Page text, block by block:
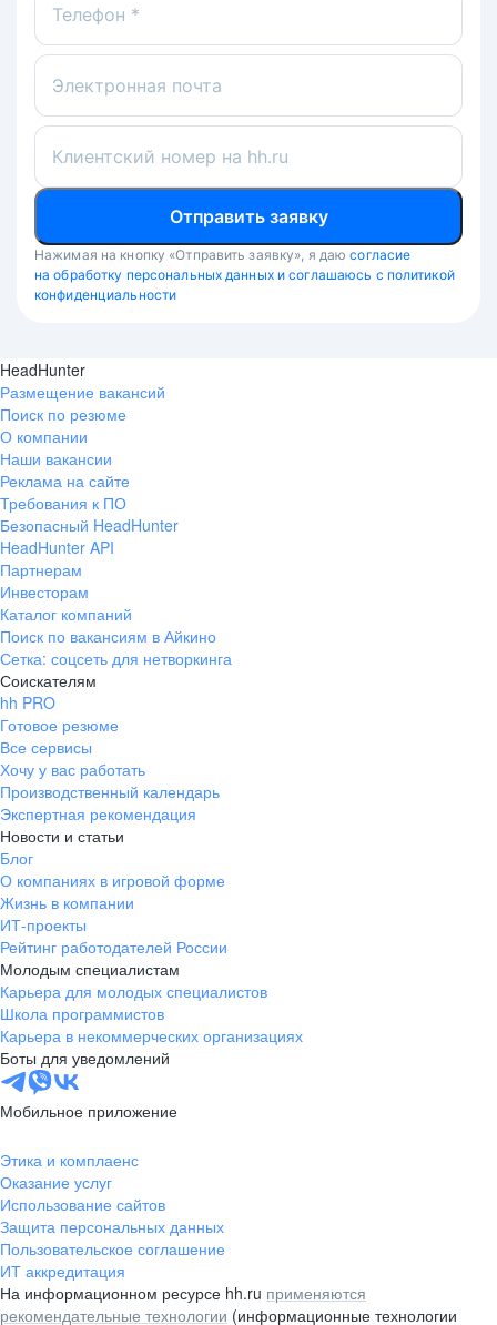
Телефон *
Электронная почта
Клиентский номер на hh.ru
Отправить заявку
Нажимая на кнопку «Отправить заявку», я даю согласие
на обработку персональных данных и соглашаюсь с политикой
конфиденциальности
HeadHunter
Размещение вакансий
Поиск по резюме
О компании
Наши вакансии
Реклама на сайте
Требования к ПО
Безопасный HeadHunter
HeadHunter API
Партнерам
Инвесторам
Каталог компаний
Поиск по вакансиям в Айкино
Сетка: соцсеть для нетворкинга
Соискателям
hh PRO
Готовое резюме
Все сервисы
Хочу у вас работать
Производственный календарь
Экспертная рекомендация
Новости и статьи
Блог
О компаниях в игровой форме
Жизнь в компании
ИТ-проекты
Рейтинг работодателей России
Молодым специалистам
Карьера для молодых специалистов
Школа программистов
Карьера в некоммерческих организациях
Боты для уведомлений
Мобильное приложение
Этика и комплаенс
Оказание услуг
Использование сайтов
Защита персональных данных
Пользовательское соглашение
ИТ аккредитация
На информационном ресурсе hh.ru применяются
рекомендательные технологии (информационные технологии